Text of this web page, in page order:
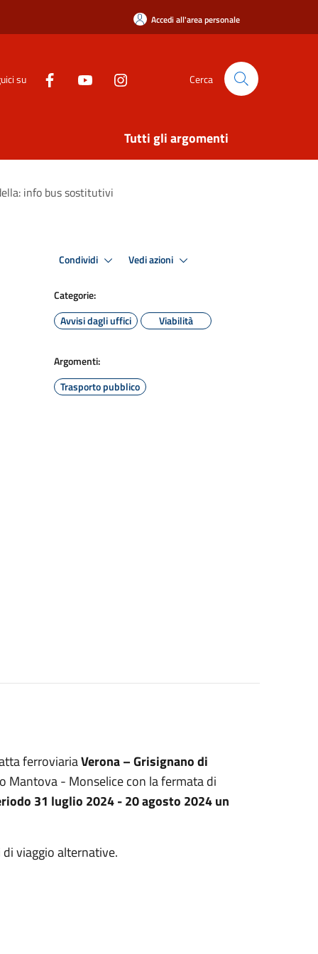
Accedi all'area personale
su Cerca
Tutti gli argomenti
info bus sostitutivi
Condividi Vedi azioni
Categorie:
Avvisi dagli uffici
Viabilità
Argomenti:
Trasporto pubblico
ferroviariaVerona – Grisignano di
Mantova - Monselice con la fermata di
31 luglio 2024 - 20 agosto 2024 un
viaggio alternative.